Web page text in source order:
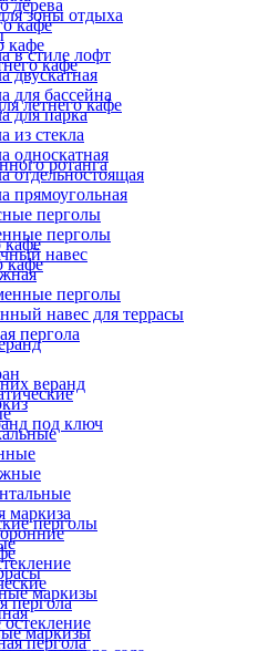
зоны отдыха
в стиле лофт
двускатная
для бассейна
для парка
из стекла
односкатная
отдельностоящая
прямоугольная
перголы
перголы
навес
перголы
навес для террасы
пергола
маркиза
маркизы
маркизы
дерева
кафе
кафе
кафе
летнего кафе
ротанга
кафе
кафе
веранд
под ключ
перголы
пергола
пергола